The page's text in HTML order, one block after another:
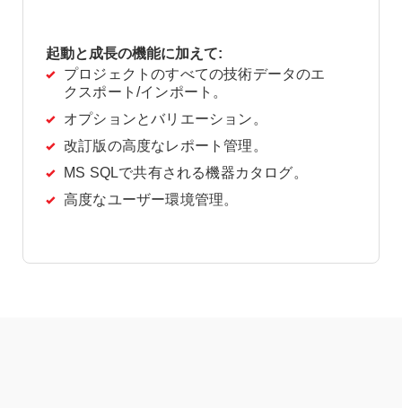
起動と成長の機能に加えて:
プロジェクトのすべての技術データのエ
クスポート/インポート。
オプションとバリエーション。
改訂版の高度なレポート管理。
MS SQLで共有される機器カタログ。
高度なユーザー環境管理。